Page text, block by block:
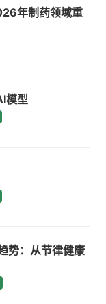
年制药领域重
模型
势：从节律健康